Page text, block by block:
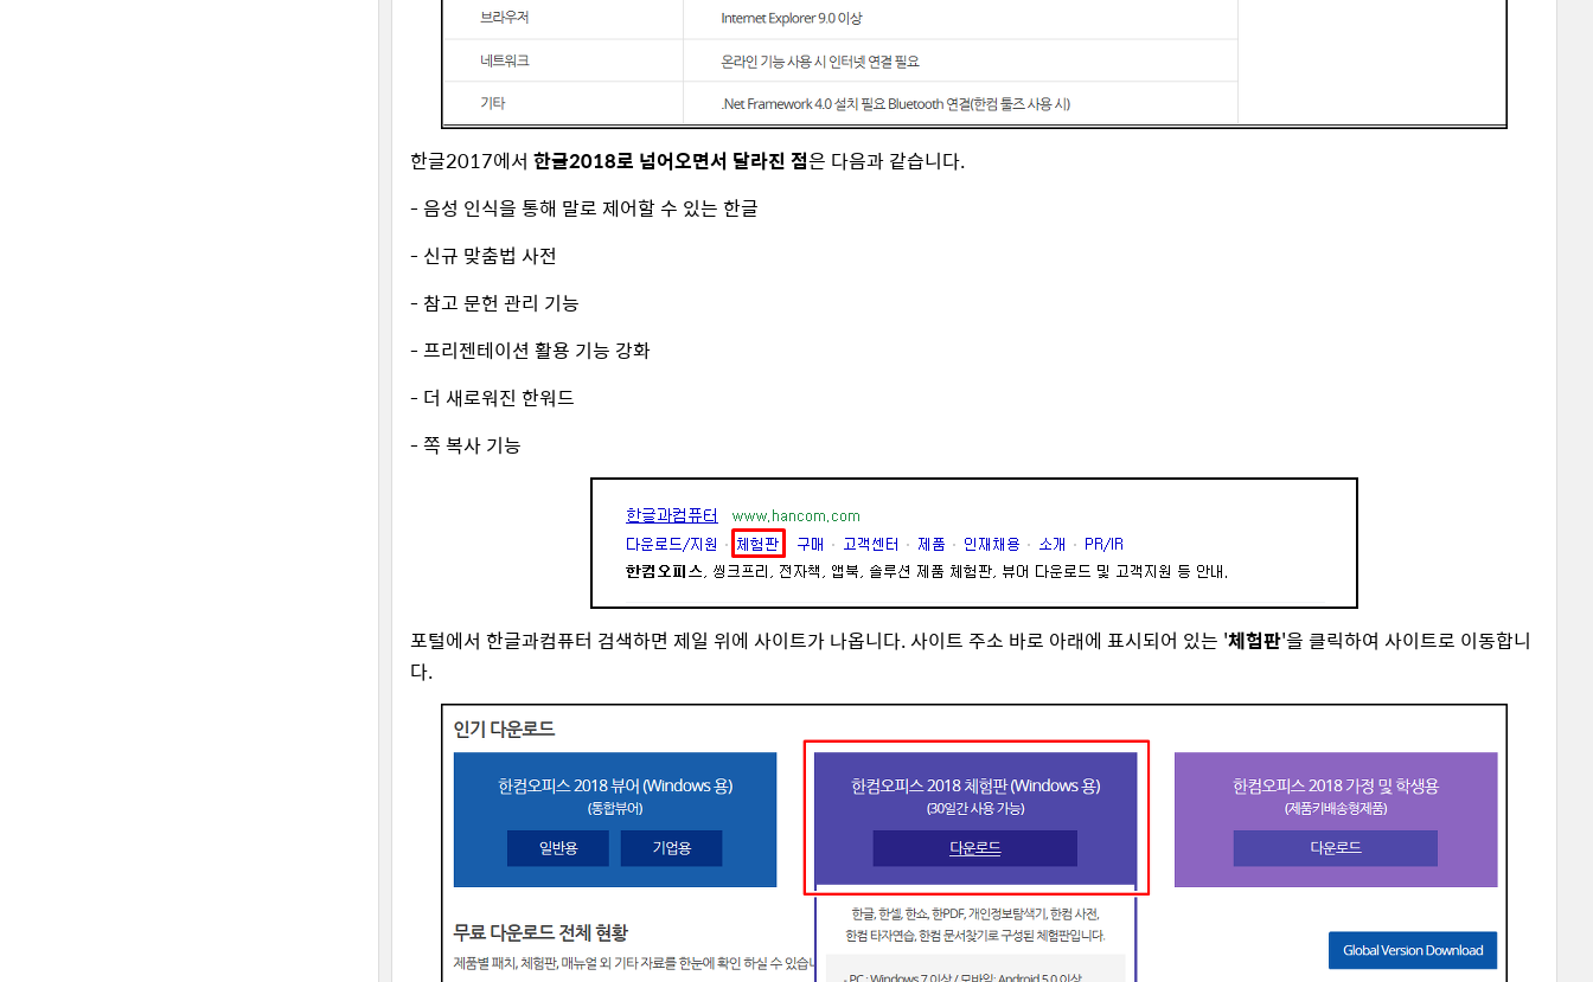
한글2017에서 한글2018로 넘어오면서 달라진 점은 다음과 같습니다.
- 음성 인식을 통해 말로 제어할 수 있는 한글
- 신규 맞춤법 사전
- 참고 문헌 관리 기능
- 프리젠테이션 활용 기능 강화
- 더 새로워진 한워드
- 쪽 복사 기능
포털에서 한글과컴퓨터 검색하면 제일 위에 사이트가 나옵니다. 사이트 주소 바로 아래에 표시되어 있는 '체험판'을 클릭하여 사이트로 이동합니
다.